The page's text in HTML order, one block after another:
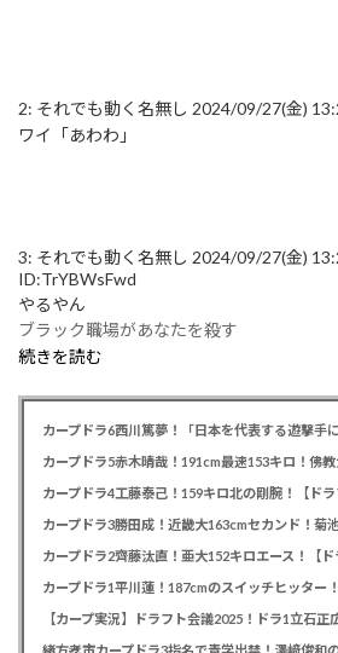
2: それでも動く名無し 2024/09/27(金)
ワイ「あわわ」
3: それでも動く名無し 2024/09/27(金)
ID:TrYBWsFwd
やるやん
ブラック職場があなたを殺す
続きを読む
カープドラ4工藤泰己！159キロ北の剛腕！【ドラ
カープドラ2齊藤汰直！亜大152キロエース！【ド
【カープ実況】ドラフト会議2025！ドラ1立石正